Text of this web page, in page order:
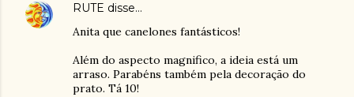
RUTE disse…
Anita que canelones fantásticos!
Além do aspecto magnifico, a ideia está um
arraso. Parabéns também pela decoração do
prato. Tá 10!